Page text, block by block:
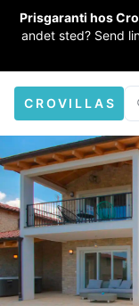
Prisgaranti hos
andet sted? Send
CROVILLAS